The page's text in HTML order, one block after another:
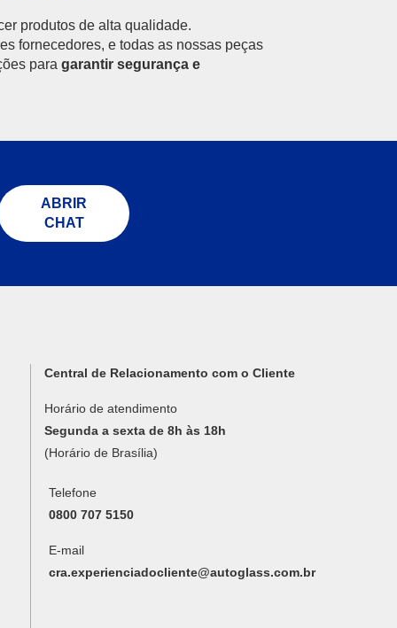
produtos de alta qualidade.
fornecedores, e todas as nossas peças
para garantir segurança e
ABRIR
CHAT
Telefone
0800 707 5150
E-mail
cra.experienciadocliente@autoglass.com.br
Central de Relacionamento com o Cliente
Horário de atendimento
Segunda a sexta de 8h às 18h
(Horário de Brasília)